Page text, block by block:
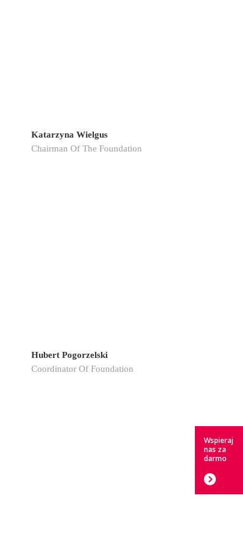
Katarzyna Wielgus
Chairman Of The Foundation
Hubert Pogorzelski
Coordinator Of Foundation
Wspieraj
nas za
darmo